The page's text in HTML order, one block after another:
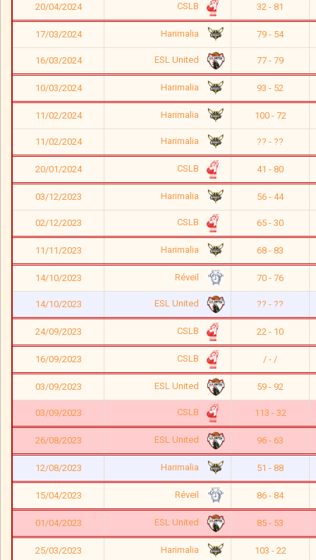
20/04/2024 CSLB 32 - 81
17/03/2024 Harimalia 79 - 54
16/03/2024 ESL United 77 - 79
10/03/2024 Harimalia 93 - 52
11/02/2024 Harimalia 100 - 72
11/02/2024 Harimalia ?? - ??
20/01/2024 CSLB 41 - 80
03/12/2023 Harimalia 56 - 44
02/12/2023 CSLB 65 - 30
11/11/2023 Harimalia 68 - 83
14/10/2023 Réveil 70 - 76
14/10/2023 ESL United ?? - ??
24/09/2023 CSLB 22 - 10
16/09/2023 CSLB / - /
03/09/2023 ESL United 59 - 92
03/09/2023 CSLB 113 - 32
26/08/2023 ESL United 96 - 63
12/08/2023 Harimalia 51 - 88
15/04/2023 Réveil 86 - 84
01/04/2023 ESL United 85 - 53
25/03/2023 Harimalia 103 - 22